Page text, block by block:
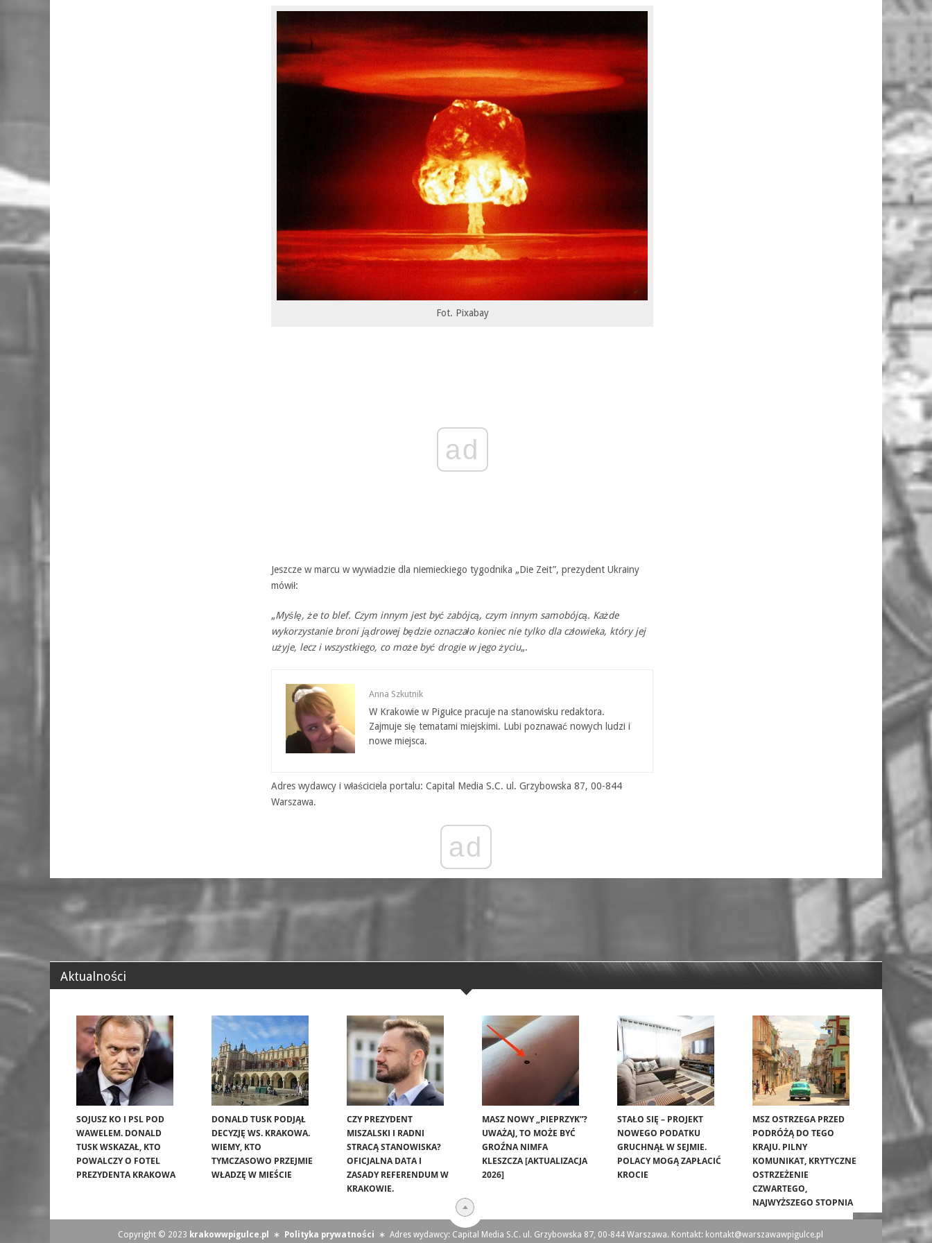
Fot. Pixabay
ad
Jeszcze w marcu w wywiadzie dla niemieckiego tygodnika „Die Zeit”, prezydent Ukrainy
mówił:
„Myślę, że to blef. Czym innym jest być zabójcą, czym innym samobójcą. Każde
wykorzystanie broni jądrowej będzie oznaczało koniec nie tylko dla człowieka, który jej
użyje, lecz i wszystkiego, co może być drogie w jego życiu„.
Anna Szkutnik
W Krakowie w Pigułce pracuje na stanowisku redaktora.
Zajmuje się tematami miejskimi. Lubi poznawać nowych ludzi i
nowe miejsca.
Adres wydawcy i właściciela portalu: Capital Media S.C. ul. Grzybowska 87, 00-844
Warszawa.
ad
Aktualności
SOJUSZ KO I PSL POD
WAWELEM. DONALD
TUSK WSKAZAŁ, KTO
POWALCZY O FOTEL
PREZYDENTA KRAKOWA
DONALD TUSK PODJĄŁ
DECYZJĘ WS. KRAKOWA.
WIEMY, KTO
TYMCZASOWO PRZEJMIE
WŁADZĘ W MIEŚCIE
CZY PREZYDENT
MISZALSKI I RADNI
STRACĄ STANOWISKA?
OFICJALNA DATA I
ZASADY REFERENDUM W
KRAKOWIE.
MASZ NOWY „PIEPRZYK”?
UWAŻAJ, TO MOŻE BYĆ
GROŹNA NIMFA
KLESZCZA [AKTUALIZACJA
2026]
STAŁO SIĘ – PROJEKT
NOWEGO PODATKU
GRUCHNĄŁ W SEJMIE.
POLACY MOGĄ ZAPŁACIĆ
KROCIE
MSZ OSTRZEGA PRZED
PODRÓŻĄ DO TEGO
KRAJU. PILNY
KOMUNIKAT, KRYTYCZNE
OSTRZEŻENIE
CZWARTEGO,
NAJWYŻSZEGO STOPNIA
Copyright © 2023 krakowwpigulce.pl ∗ Polityka prywatności ∗ Adres wydawcy: Capital Media S.C. ul. Grzybowska 87, 00-844 Warszawa. Kontakt: kontakt@warszawawpigulce.pl